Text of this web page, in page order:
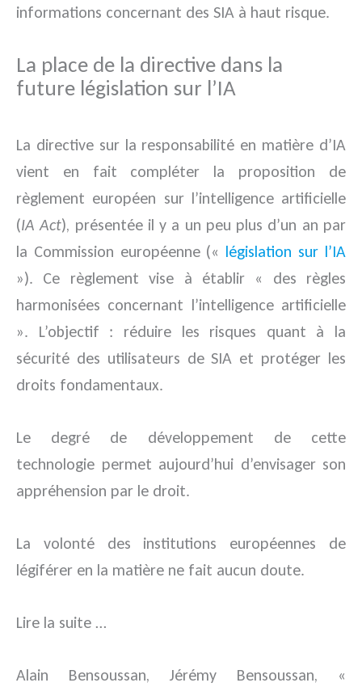
informations concernant des SIA à haut risque.
La place de la directive dans la
future législation sur l’IA
La directive sur la responsabilité en matière d’IA
vient en fait compléter la proposition de
règlement européen sur l’intelligence artificielle
(IA Act), présentée il y a un peu plus d’un an par
la Commission européenne (« législation sur l’IA
»). Ce règlement vise à établir « des règles
harmonisées concernant l’intelligence artificielle
». L’objectif : réduire les risques quant à la
sécurité des utilisateurs de SIA et protéger les
droits fondamentaux.
Le degré de développement de cette
technologie permet aujourd’hui d’envisager son
appréhension par le droit.
La volonté des institutions européennes de
légiférer en la matière ne fait aucun doute.
Lire la suite …
Alain Bensoussan, Jérémy Bensoussan, «